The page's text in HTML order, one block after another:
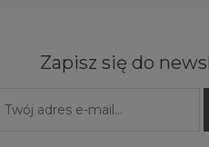
Zapisz się do